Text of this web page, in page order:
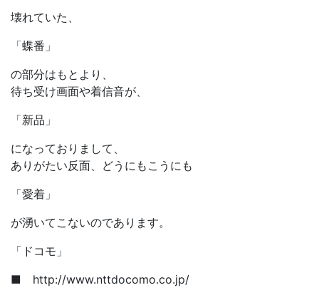
壊れていた、
「蝶番」
の部分はもとより、
待ち受け画面や着信音が、
「新品」
になっておりまして、
ありがたい反面、どうにもこうにも
「愛着」
が湧いてこないのであります。
「ドコモ」
■ http://www.nttdocomo.co.jp/